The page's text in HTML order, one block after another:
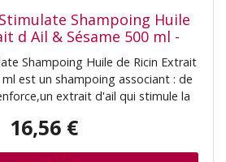
Shampoing Huile
d Ail & Sésame 500 ml -
500 ml
Shampoing Huile de Ricin Extrait
est un shampoing associant : de
extrait d'ail qui stimule la
16,56 €